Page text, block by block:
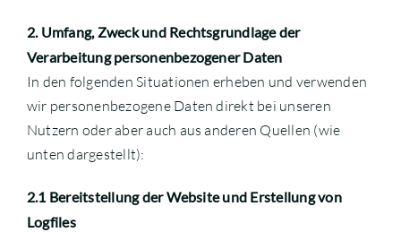
2. Umfang, Zweck und Rechtsgrundlage der
Verarbeitung personenbezogener Daten
In den folgenden Situationen erheben und verwenden
wir personenbezogene Daten direkt bei unseren
Nutzern oder aber auch aus anderen Quellen (wie
unten dargestellt):
2.1 Bereitstellung der Website und Erstellung von
Logfiles